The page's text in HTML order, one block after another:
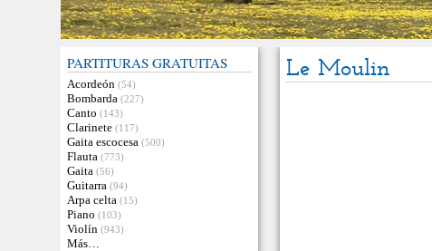
PARTITURAS GRATUITAS
Acordeón (54)
Bombarda (227)
Canto (143)
Clarinete (117)
Gaita escocesa (500)
Flauta (773)
Gaita (56)
Guitarra (94)
Arpa celta (15)
Piano (103)
Violín (943)
Más…
Le Moulin